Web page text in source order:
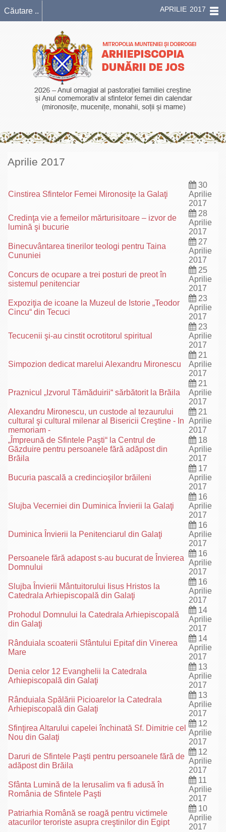
APRILIE 2017
Aprilie 2017
Cinstirea Sfintelor Femei Mironosiţe la Galaţi
30
Aprilie
2017
Credinţa vie a femeilor mărturisitoare – izvor de
lumină şi bucurie
28
Aprilie
2017
Binecuvântarea tinerilor teologi pentru Taina
Cununiei
27
Aprilie
2017
Concurs de ocupare a trei posturi de preot în
sistemul penitenciar
25
Aprilie
2017
Expoziţia de icoane la Muzeul de Istorie „Teodor
Cincu“ din Tecuci
23
Aprilie
2017
Tecucenii şi-au cinstit ocrotitorul spiritual
23
Aprilie
2017
Simpozion dedicat marelui Alexandru Mironescu
21
Aprilie
2017
Praznicul „Izvorul Tămăduirii“ sărbătorit la Brăila
21
Aprilie
2017
Alexandru Mironescu, un custode al tezaurului
cultural şi cultural milenar al Bisericii Creştine - In
memoriam -
21
Aprilie
2017
„Împreună de Sfintele Paşti“ la Centrul de
Găzduire pentru persoanele fără adăpost din
Brăila
18
Aprilie
2017
Bucuria pascală a credincioşilor brăileni
17
Aprilie
2017
Slujba Vecerniei din Duminica Învierii la Galaţi
16
Aprilie
2017
Duminica Învierii la Penitenciarul din Galaţi
16
Aprilie
2017
Persoanele fără adapost s-au bucurat de Învierea
Domnului
16
Aprilie
2017
Slujba Învierii Mântuitorului Iisus Hristos la
Catedrala Arhiepiscopală din Galaţi
16
Aprilie
2017
Prohodul Domnului la Catedrala Arhiepiscopală
din Galaţi
14
Aprilie
2017
Rânduiala scoaterii Sfântului Epitaf din Vinerea
Mare
14
Aprilie
2017
Denia celor 12 Evanghelii la Catedrala
Arhiepiscopală din Galaţi
13
Aprilie
2017
Rânduiala Spălării Picioarelor la Catedrala
Arhiepiscopală din Galaţi
13
Aprilie
2017
Sfinţirea Altarului capelei închinată Sf. Dimitrie cel
Nou din Galaţi
12
Aprilie
2017
Daruri de Sfintele Paşti pentru persoanele fără de
adăpost din Brăila
12
Aprilie
2017
Sfânta Lumină de la Ierusalim va fi adusă în
România de Sfintele Paşti
11
Aprilie
2017
Patriarhia Română se roagă pentru victimele
atacurilor teroriste asupra creştinilor din Egipt
10
Aprilie
2017